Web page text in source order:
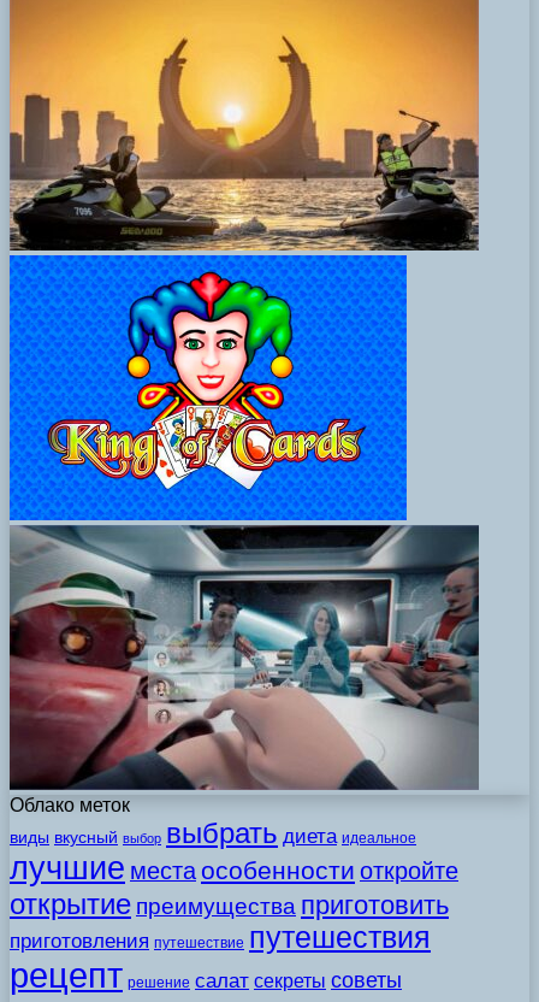
Облако меток
виды вкусный выбор выбрать диета идеальное
лучшие места особенности откройте
открытие преимущества приготовить
приготовления путешествие путешествия
рецепт решение салат секреты советы